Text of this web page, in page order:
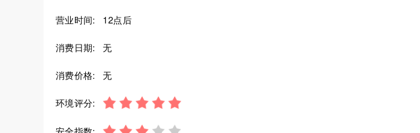
营业时间: 12点后
消费日期: 无
消费价格: 无
环境评分: